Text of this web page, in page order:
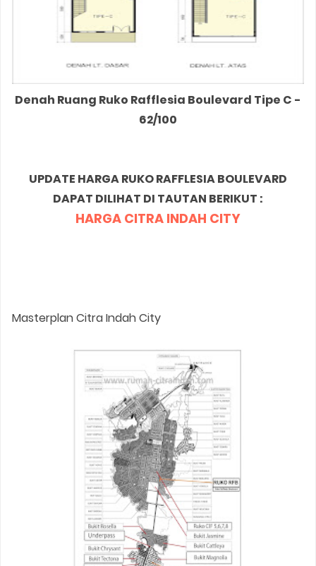
Denah Ruang Ruko Rafflesia Boulevard Tipe C -
62/100
UPDATE HARGA RUKO RAFFLESIA BOULEVARD
DAPAT DILIHAT DI TAUTAN BERIKUT :
HARGA CITRA INDAH CITY
Masterplan Citra Indah City